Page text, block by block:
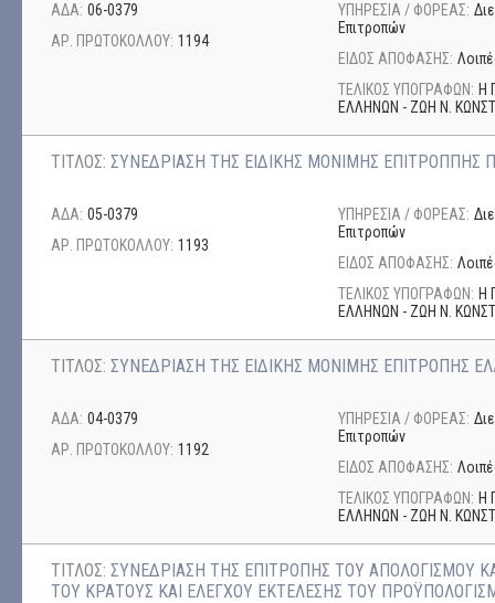
ΑΔΑ: 06-0379
ΑΡ. ΠΡΩΤΟΚΟΛΛΟΥ: 1194
ΥΠΗΡΕΣΙΑ / ΦΟΡΕΑΣ:
Επιτροπών
ΕΙΔΟΣ ΑΠΟΦΑΣΗΣ:
ΤΕΛΙΚΟΣ ΥΠΟΓΡΑΦΩΝ: Η
ΕΛΛΗΝΩΝ - ΖΩΗ Ν.
ΤΙΤΛΟΣ: ΣΥΝΕΔΡΙΑΣΗ ΤΗΣ ΕΙΔΙΚΗΣ ΜΟΝΙΜΗΣ ΕΠΙΤΡΟΠΠΗΣ
ΑΔΑ: 05-0379
ΑΡ. ΠΡΩΤΟΚΟΛΛΟΥ: 1193
ΥΠΗΡΕΣΙΑ / ΦΟΡΕΑΣ:
Επιτροπών
ΕΙΔΟΣ ΑΠΟΦΑΣΗΣ:
ΤΕΛΙΚΟΣ ΥΠΟΓΡΑΦΩΝ: Η
ΕΛΛΗΝΩΝ - ΖΩΗ Ν.
ΤΙΤΛΟΣ: ΣΥΝΕΔΡΙΑΣΗ ΤΗΣ ΕΙΔΙΚΗΣ ΜΟΝΙΜΗΣ ΕΠΙΤΡΟΠΗΣ
ΑΔΑ: 04-0379
ΑΡ. ΠΡΩΤΟΚΟΛΛΟΥ: 1192
ΥΠΗΡΕΣΙΑ / ΦΟΡΕΑΣ:
Επιτροπών
ΕΙΔΟΣ ΑΠΟΦΑΣΗΣ:
ΤΕΛΙΚΟΣ ΥΠΟΓΡΑΦΩΝ: Η
ΕΛΛΗΝΩΝ - ΖΩΗ Ν.
ΤΙΤΛΟΣ: ΣΥΝΕΔΡΙΑΣΗ ΤΗΣ ΕΠΙΤΡΟΠΗΣ ΤΟΥ ΑΠΟΛΟΓΙΣΜΟΥ
ΤΟΥ ΚΡΑΤΟΥΣ ΚΑΙ ΕΛΕΓΧΟΥ ΕΚΤΕΛΕΣΗΣ ΤΟΥ